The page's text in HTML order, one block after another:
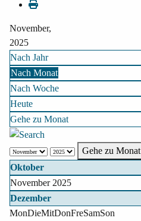
November,
2025
Nach Jahr
Nach Monat
Nach Woche
Heute
Gehe zu Monat
Gehe zu Monat
Oktober
November 2025
Dezember
MonDieMitDonFreSamSon